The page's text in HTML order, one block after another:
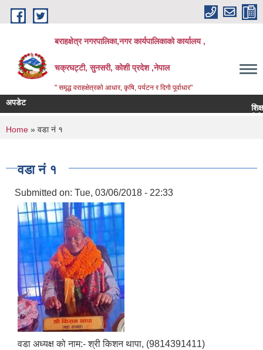
Skip to main content
बराहक्षेत्र नगरपालिका,नगर कार्यपालिकाको कार्यालय ,
चक्रघट्टी, सुनसरी, कोशी प्रदेश ,नेपाल
" समृद्ध वराहक्षेत्रकाे आधार, कृषि, पर्यटन र दिगो पूर्वाधार"
अपडेट
शिक्षक
You are here
Home » वडा नं १
वडा नं १
Submitted on: Tue, 03/06/2018 - 22:33
वडा अध्यक्ष को नाम:- श्री किशन थापा, (9814391411)